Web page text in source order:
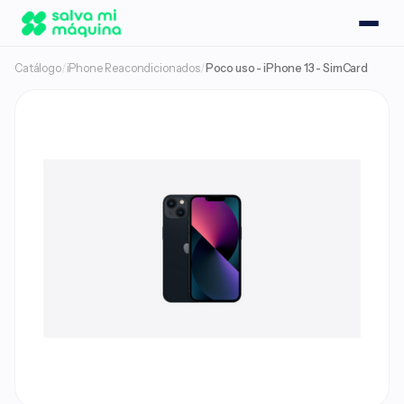
Catálogo/ iPhone Reacondicionados/ Poco uso - iPhone 13 - SimCard